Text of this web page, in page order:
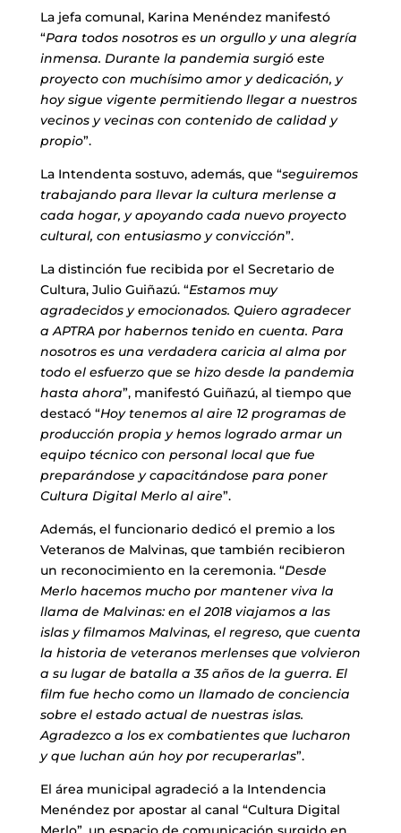
La jefa comunal, Karina Menéndez manifestó
“Para todos nosotros es un orgullo y una alegría
inmensa. Durante la pandemia surgió este
proyecto con muchísimo amor y dedicación, y
hoy sigue vigente permitiendo llegar a nuestros
vecinos y vecinas con contenido de calidad y
propio”.
La Intendenta sostuvo, además, que “seguiremos
trabajando para llevar la cultura merlense a
cada hogar, y apoyando cada nuevo proyecto
cultural, con entusiasmo y convicción”.
La distinción fue recibida por el Secretario de
Cultura, Julio Guiñazú. “Estamos muy
agradecidos y emocionados. Quiero agradecer
a APTRA por habernos tenido en cuenta. Para
nosotros es una verdadera caricia al alma por
todo el esfuerzo que se hizo desde la pandemia
hasta ahora”, manifestó Guiñazú, al tiempo que
destacó “Hoy tenemos al aire 12 programas de
producción propia y hemos logrado armar un
equipo técnico con personal local que fue
preparándose y capacitándose para poner
Cultura Digital Merlo al aire”.
Además, el funcionario dedicó el premio a los
Veteranos de Malvinas, que también recibieron
un reconocimiento en la ceremonia. “Desde
Merlo hacemos mucho por mantener viva la
llama de Malvinas: en el 2018 viajamos a las
islas y filmamos Malvinas, el regreso, que cuenta
la historia de veteranos merlenses que volvieron
a su lugar de batalla a 35 años de la guerra. El
film fue hecho como un llamado de conciencia
sobre el estado actual de nuestras islas.
Agradezco a los ex combatientes que lucharon
y que luchan aún hoy por recuperarlas”.
El área municipal agradeció a la Intendencia
Menéndez por apostar al canal “Cultura Digital